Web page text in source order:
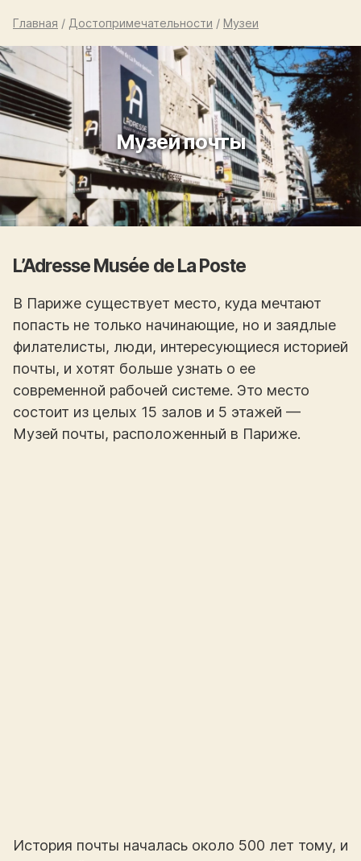
Главная / Достопримечательности / Музеи
Музей почты
L’Adresse Musée de La Poste
В Париже существует место, куда мечтают
попасть не только начинающие, но и заядлые
филателисты, люди, интересующиеся историей
почты, и хотят больше узнать о ее
современной рабочей системе. Это место
состоит из целых 15 залов и 5 этажей —
Музей почты, расположенный в Париже.
История почты началась около 500 лет тому, и